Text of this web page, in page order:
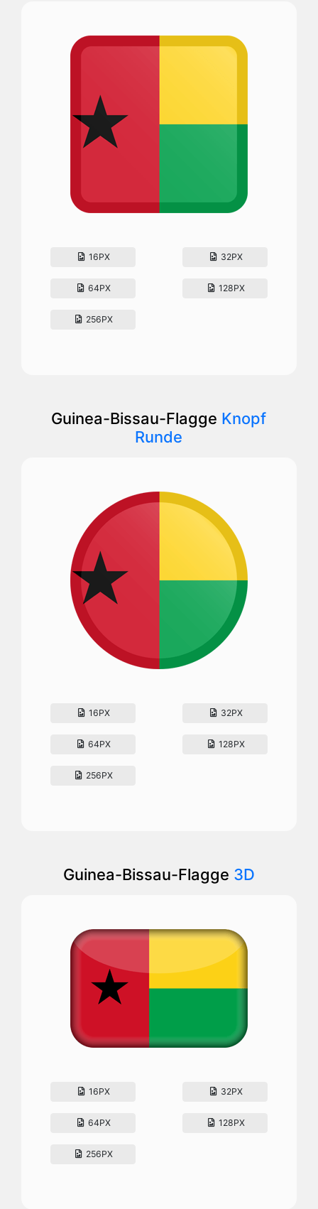
16PX 32PX
64PX 128PX
256PX
Guinea-Bissau-Flagge Knopf
Runde
16PX 32PX
64PX 128PX
256PX
Guinea-Bissau-Flagge 3D
16PX 32PX
64PX 128PX
256PX